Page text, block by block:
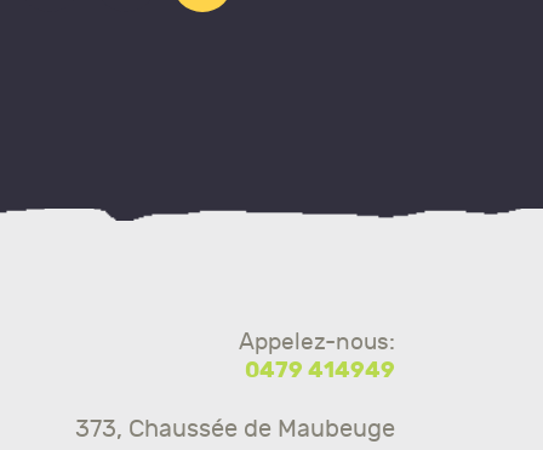
Appelez-nous:
0479 414949
373, Chaussée de Maubeuge